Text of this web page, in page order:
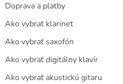
Doprava a platby
Ako vybrať klarinet
Ako vybrať saxofón
Ako vybrať digitálny klavír
Ako vybrať akustickú gitaru